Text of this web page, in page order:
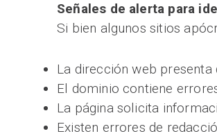
Señales de alerta para
Si bien algunos sitios
La dirección web
El dominio contiene
La página solicita
Existen errores de